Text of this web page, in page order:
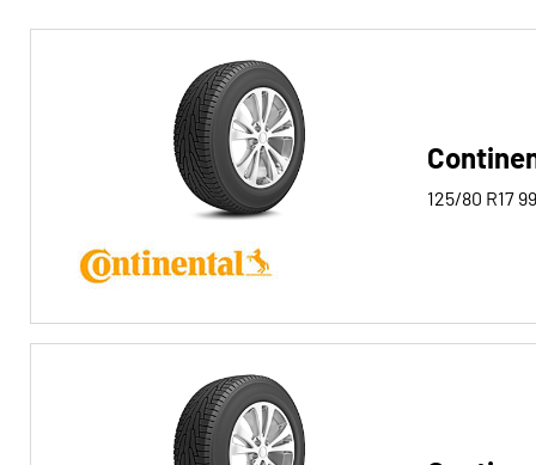
Alle Arten (3)
Winter (0)
Sommer (3)
Ganzjahres (0)
Alle Arten (3)
4x4/Offroad (0)
125/80 R17 99